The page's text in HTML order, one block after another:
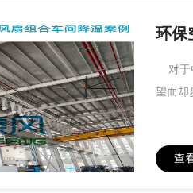
环保
对于
望而却
查